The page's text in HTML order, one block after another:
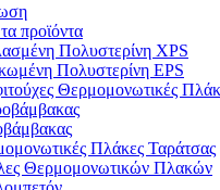
προϊόντα
Πολυστερίνη XPS
Πολυστερίνη EPS
Θερμομονωτικές
Πλάκες Ταράτσας
Θερμομονωτικών Πλακών